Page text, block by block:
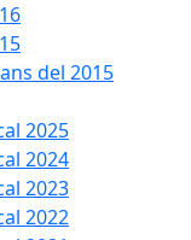
del 2015
2025
2024
2023
2022